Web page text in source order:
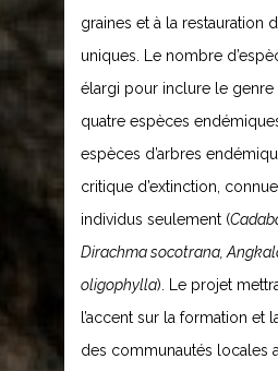
graines et à la restauration
uniques. Le nombre
élargi pour inclure le genre
quatre espèces
espèces d’arbres
critique d’extinction,
individus seulement (
Dirachma socotrana,
oligophylla). Le projet
l’accent sur la formation et
des communautés locales